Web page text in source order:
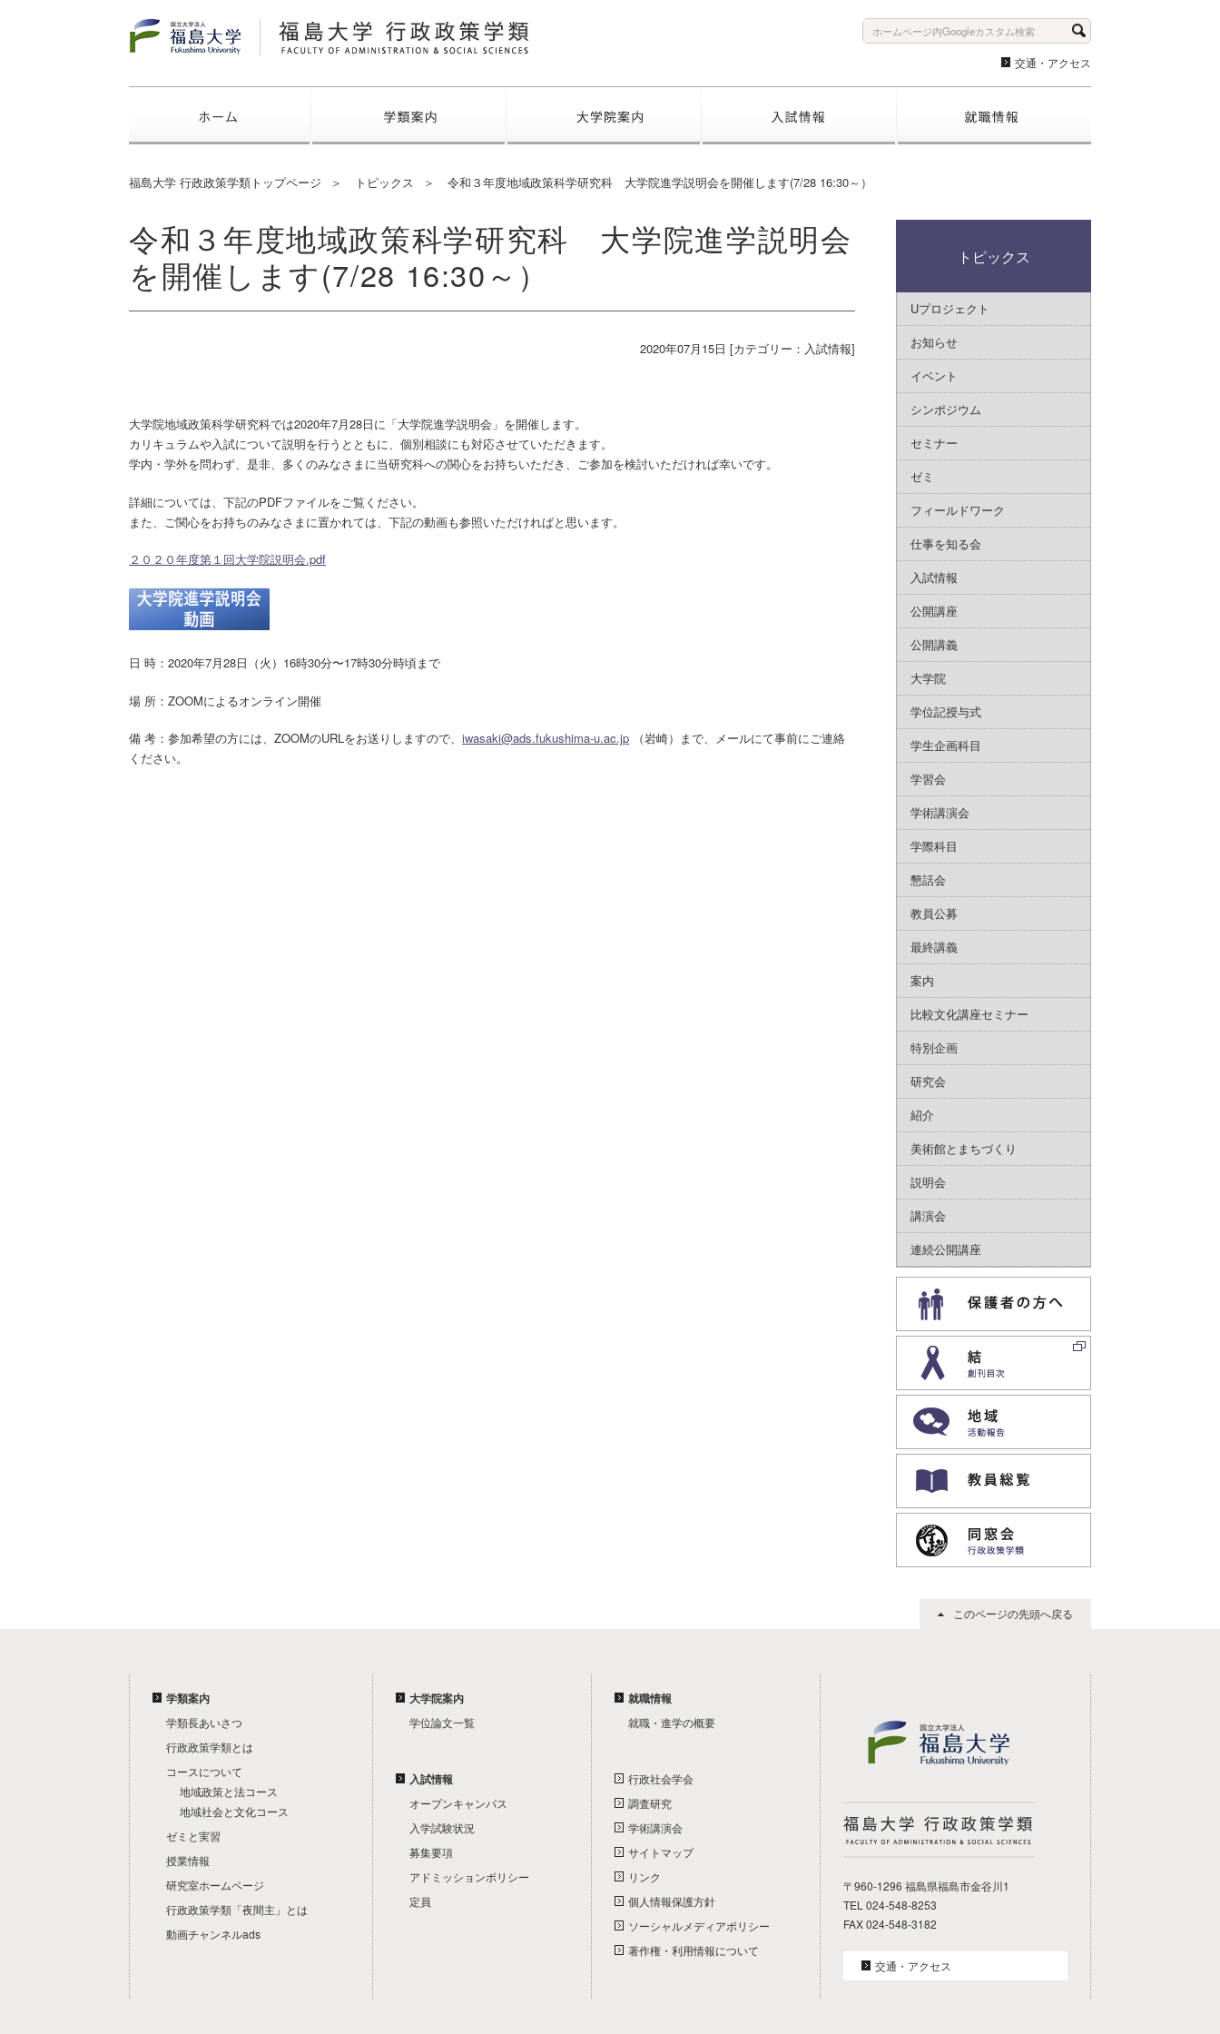
福島大学
交通・アクセス
福島大学 行政政策学類トップページ トピックス 令和３年度地域政策科学研究科 大学院進学説明会を開催します(7/28 16:30～）
令和３年度地域政策科学研究科 大学院進学説明会
を開催します(7/28 16:30～）
2020年07月15日 [カテゴリー：入試情報]
大学院地域政策科学研究科では2020年7月28日に「大学院進学説明会」を開催します。
カリキュラムや入試について説明を行うとともに、個別相談にも対応させていただきます。
学内・学外を問わず、是非、多くのみなさまに当研究科への関心をお持ちいただき、ご参加を検討いただければ幸いです。
詳細については、下記のPDFファイルをご覧ください。
また、ご関心をお持ちのみなさまに置かれては、下記の動画も参照いただければと思います。
２０２０年度第１回大学院説明会.pdf
日 時：2020年7月28日（火）16時30分〜17時30分時頃まで
場 所：ZOOMによるオンライン開催
備 考：参加希望の方には、ZOOMのURLをお送りしますので、 iwasaki@ads.fukushima-u.ac.jp （岩崎）まで、メールにて事前にご連絡
ください。
トピックス
Uプロジェクト
お知らせ
イベント
シンポジウム
セミナー
ゼミ
フィールドワーク
仕事を知る会
入試情報
公開講座
公開講義
大学院
学位記授与式
学生企画科目
学習会
学術講演会
学際科目
懇話会
教員公募
最終講義
案内
比較文化講座セミナー
特別企画
研究会
紹介
美術館とまちづくり
説明会
講演会
連続公開講座
このページの先頭へ戻る
学類案内
学類長あいさつ
行政政策学類とは
コースについて
地域政策と法コース
地域社会と文化コース
ゼミと実習
授業情報
研究室ホームページ
行政政策学類「夜間主」とは
動画チャンネルads
大学院案内
学位論文一覧
入試情報
オープンキャンパス
入学試験状況
募集要項
アドミッションポリシー
定員
就職情報
就職・進学の概要
行政社会学会
調査研究
学術講演会
サイトマップ
リンク
個人情報保護方針
ソーシャルメディアポリシー
著作権・利用情報について
福島大学 行政政策学類
〒960-1296 福島県福島市金谷川1
TEL 024-548-8253
FAX 024-548-3182
交通・アクセス